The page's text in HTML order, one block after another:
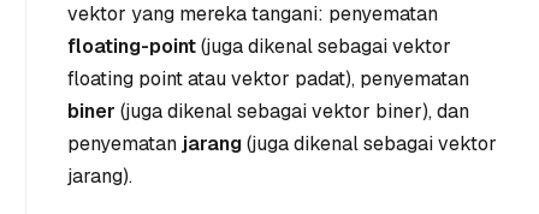
vektor yang mereka tangani: penyematan
floating-point(juga dikenal sebagai vektor
floating point atau vektor padat), penyematan
biner (juga dikenal sebagai vektor biner), dan
penyematanjarang(juga dikenal sebagai vektor
jarang).